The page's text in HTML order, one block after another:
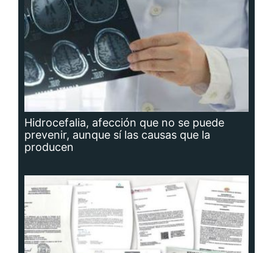
Hidrocefalia, afección que no se puede
prevenir, aunque sí las causas que la
producen